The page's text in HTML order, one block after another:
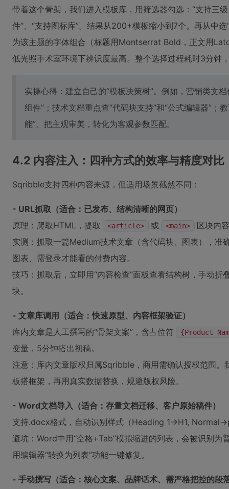
带着这个骨架，我们进入模板库，用筛选器勾选：“支持三
件”、“支持图标库”。结果从200+模板缩小到7个。再从中
为该主题的字体组合（标题用Montserrat Bold，正文用
低光照手术室环境下辨识度最高。整个选择过程耗时3分钟
实操心得：建立自己的“模板决策树”。例如，营销类文
组件”；技术文档重点查“代码块支持”和“公式编辑器”；
能”。把主观审美，转化为客观参数匹配。
4.2 内容注入：四种方式的效率与精度对比
Sqribble支持四种内容来源，但适用场景截然不同：
- URL抓取（适合：已发布、结构清晰的网页）
原理：爬取HTML，提取
<article> 或 <main>
区块内
实测：抓取一篇Medium技术文章（含代码块、图表），
图表、需登录才能看的付费内容。
技巧：抓取后，立即用“内容检查”面板查看结构树，手动折
块。
- 文章库调用（适合：快速原型、内容框架验证）
库内文章是人工撰写的“骨架文案”，含占位符
{Product
变量，5分钟搭出初稿。
注意：库内文章版权归属Sqribble，商用需确认授权范围。
板搭框架，再用真实数据替换，规避版权风险。
- Word文档导入（适合：存量文档迁移、客户原始稿件）
支持.docx格式，自动识别样式（Heading 1→H1,
避坑：Word中用“空格+Tab”模拟缩进的列表，会被识别为
用编辑器“转换为列表”功能一键修复。
- 手动撰写（适合：核心文案、品牌话术、需严格把控的段